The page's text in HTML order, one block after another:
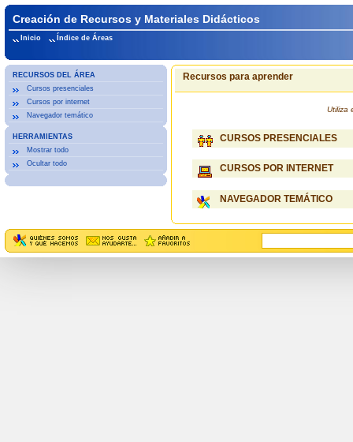
Creación de Recursos y Materiales Didácticos
Inicio Índice de Áreas
RECURSOS DEL ÁREA
Cursos presenciales
Cursos por internet
Navegador temático
HERRAMIENTAS
Mostrar todo
Ocultar todo
Recursos para aprender
Utiliza
CURSOS PRESENCIALES
CURSOS POR INTERNET
NAVEGADOR TEMÁTICO